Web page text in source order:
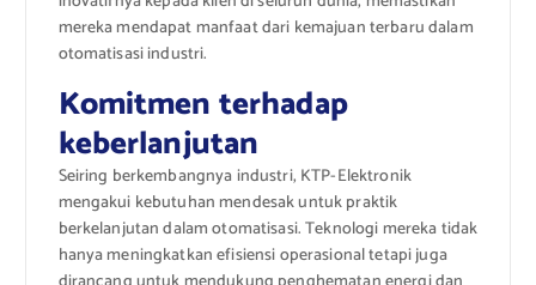
mereka mendapat manfaat dari kemajuan terbaru dalam
otomatisasi industri.
Komitmen terhadap
keberlanjutan
Seiring berkembangnya industri, KTP-Elektronik
mengakui kebutuhan mendesak untuk praktik
berkelanjutan dalam otomatisasi. Teknologi mereka tidak
hanya meningkatkan efisiensi operasional tetapi juga